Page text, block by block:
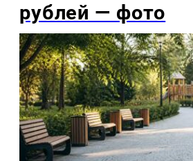
рублей — фото